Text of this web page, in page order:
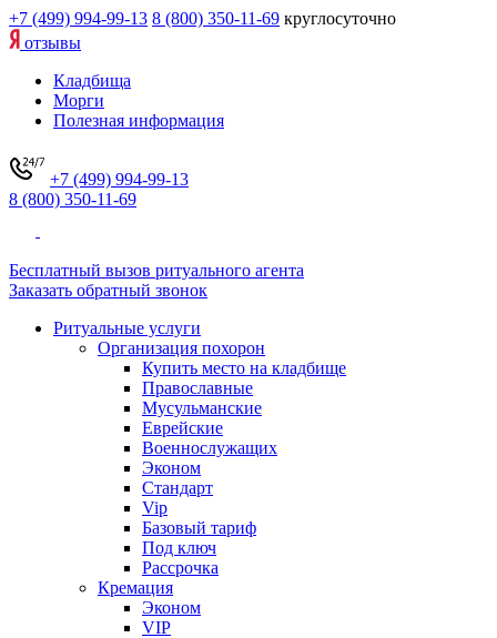
+7 (499) 994-99-13 8 (800) 350-11-69 круглосуточно
отзывы
Кладбища
Морги
Полезная информация
+7 (499) 994-99-13
8 (800) 350-11-69
Бесплатный вызов ритуального агента
Заказать обратный звонок
Ритуальные услуги
Организация похорон
Купить место на кладбище
Православные
Мусульманские
Еврейские
Военнослужащих
Эконом
Стандарт
Vip
Базовый тариф
Под ключ
Рассрочка
Кремация
Эконом
VIP